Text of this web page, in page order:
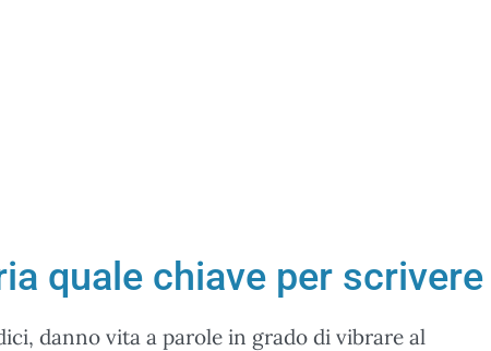
quale chiave per
danno vita a parole in grado di vibrare al